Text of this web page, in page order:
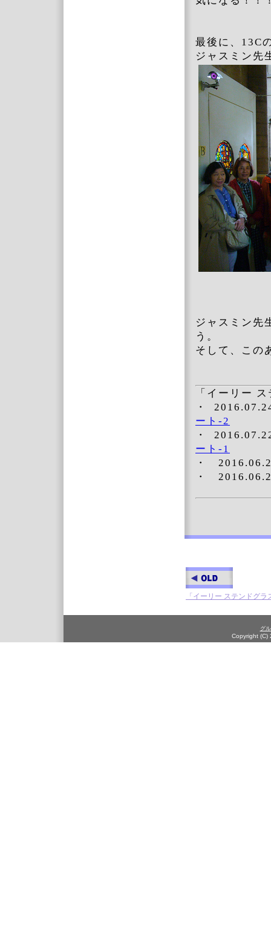
最後に、13C
ジャスミン先
ジャスミン先
う。
そして、この
「イーリー
・
ート-2
・
ート-1
・
・
「イーリー ステンドグ
グ
Copyright (C)